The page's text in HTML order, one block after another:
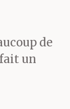
les
Ici
de
fait un